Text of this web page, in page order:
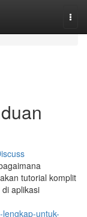
tutorial komplit
aplikasi
untuk-